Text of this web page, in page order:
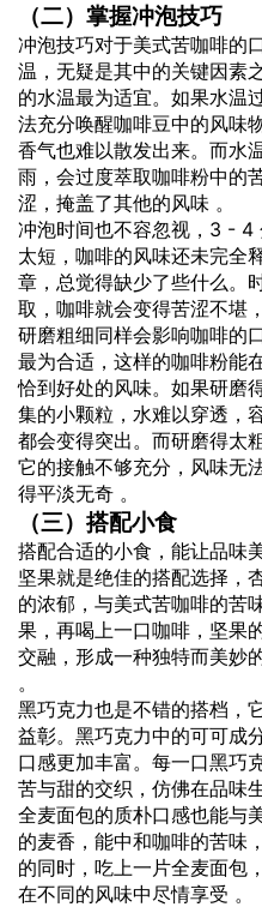
（二）掌握冲泡技巧
冲泡技巧对于美式苦咖啡的
温，无疑是其中的关键因素
的水温最为适宜。如果水温
法充分唤醒咖啡豆中的风味
香气也难以散发出来。而水
雨，会过度萃取咖啡粉中的
涩，掩盖了其他的风味 。
冲泡时间也不容忽视，3 - 4
太短，咖啡的风味还未完全
章，总觉得缺少了些什么。
取，咖啡就会变得苦涩不堪
研磨粗细同样会影响咖啡的
最为合适，这样的咖啡粉能
恰到好处的风味。如果研磨
集的小颗粒，水难以穿透，
都会变得突出。而研磨得太
它的接触不够充分，风味无
得平淡无奇 。
（三）搭配小食
搭配合适的小食，能让品味
坚果就是绝佳的搭配选择，
的浓郁，与美式苦咖啡的苦
果，再喝上一口咖啡，坚果
交融，形成一种独特而美妙
。
黑巧克力也是不错的搭档，
益彰。黑巧克力中的可可成
口感更加丰富。每一口黑巧
苦与甜的交织，仿佛在品味
全麦面包的质朴口感也能与
的麦香，能中和咖啡的苦味
的同时，吃上一片全麦面包
在不同的风味中尽情享受 。